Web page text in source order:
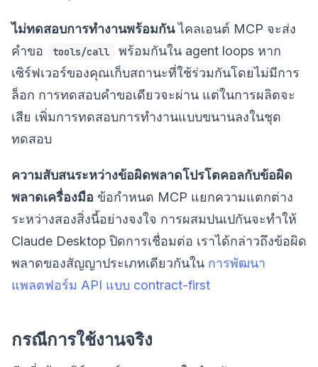
ไม่ทดสอบการทำงานพร้อมกันไคลเอนต์ MCP จะส่ง
คำขอ
tools/call
พร้อมกันใน agent loops หาก
เซิร์ฟเวอร์ของคุณเก็บสถานะที่ใช้ร่วมกันโดยไม่มีการ
ล็อก การทดสอบคำขอเดียวจะผ่าน แต่ในการผลิตจะ
เสีย เพิ่มการทดสอบการทำงานแบบขนานลงในชุด
ทดสอบ
ความสับสนระหว่างข้อผิดพลาดโปรโตคอลกับข้อผิด
พลาดเครื่องมือ ข้อกำหนด MCP แยกความแตกต่าง
ระหว่างสองสิ่งนี้อย่างจงใจ การผสมปนเปกันจะทำให้
Claude Desktop ปิดการเชื่อมต่อ เราได้กล่าวถึงข้อผิด
พลาดของสัญญาประเภทเดียวกันใน การพัฒนา
แพลตฟอร์ม API แบบ contract-first
กรณีการใช้งานจริง